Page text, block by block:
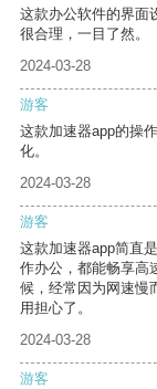
这款办公软件的界面
很合理，一目了然。
2024-03-28
游客
这款加速器app的操
化。
2024-03-28
游客
这款加速器app简直
作办公，都能畅享高
候，经常因为网速慢
用担心了。
2024-03-28
游客